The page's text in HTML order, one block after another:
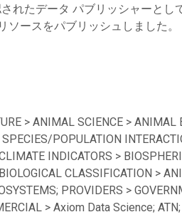
れたデータ パブリッシャーとし
ソースをパブリッシュしました。
> ANIMAL SCIENCE >
POPULATION
INDICATORS >
CLASSIFICATION >
PROVIDERS >
> Axiom Data Science;